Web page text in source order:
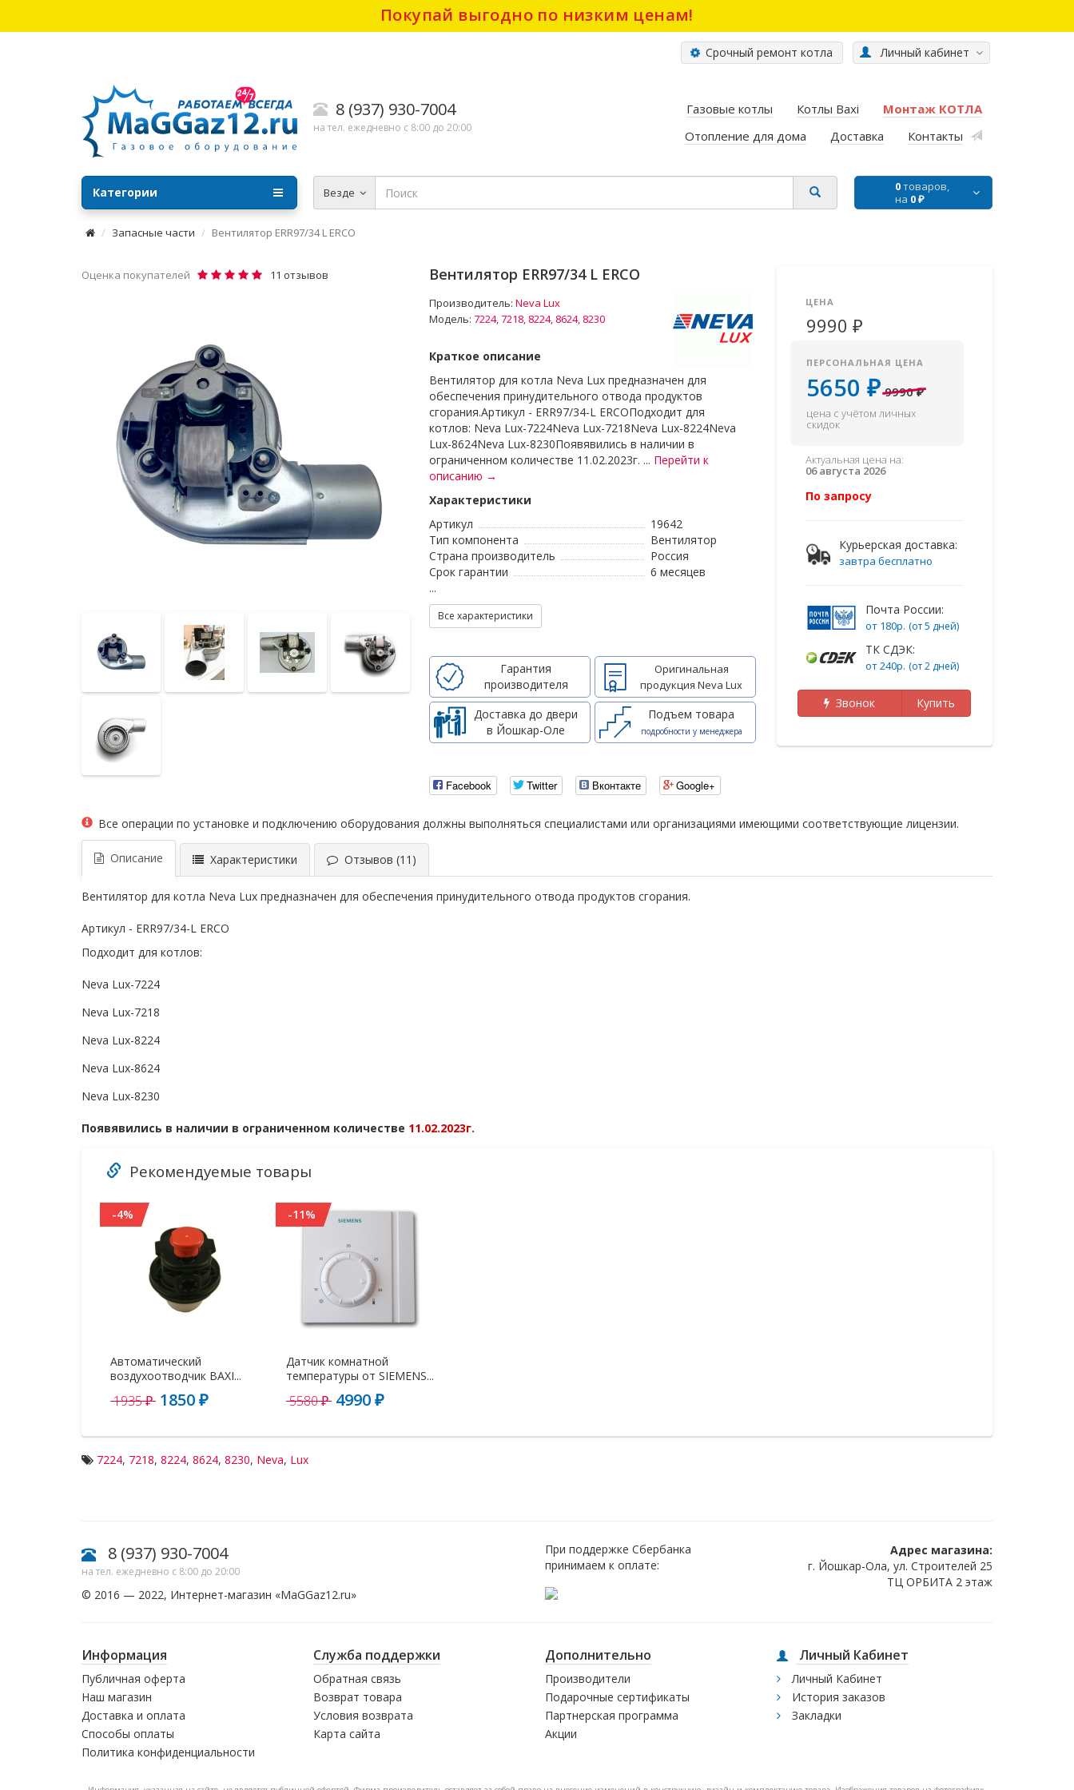
Покупай выгодно по низким ценам!
Личный кабинет
Срочный ремонт котла
8 (937) 930-7004
на тел. ежедневно с 8:00 до 20:00
Газовые котлы Котлы Baxi
Монтаж КОТЛА
Отопление для дома
Доставка Контакты
Везде 0товаров,
на 0 ₽
Категории
Запасные части Вентилятор ERR97/34 L ERCO
Оценка покупателей 11 отзывов Вентилятор ERR97/34 L ERCO
Производитель: Neva Lux
Модель: 7224, 7218, 8224, 8624, 8230
Краткое описание
Вентилятор для котла Neva Lux предназначен для
обеспечения принудительного отвода продуктов
сгорания.Артикул - ERR97/34-L ERCOПодходит для
котлов: Neva Lux-7224Neva Lux-7218Neva Lux-8224Neva
Lux-8624Neva Lux-8230Появявились в наличии в
ограниченном количестве 11.02.2023г. ... Перейти к
описанию →
Характеристики
Артикул
19642
Тип компонента
Вентилятор
Страна производитель
Россия
Срок гарантии
6 месяцев
...
Все характеристики
Гарантия
производителя
Оригинальная
продукция Neva Lux
Доставка до двери
в Йошкар-Оле
Подъем товара
подробности у менеджера
Facebook Twitter Вконтакте Google+
ЦЕНА
9990 ₽
ПЕРСОНАЛЬНАЯ ЦЕНА
5650 ₽ 9990 ₽
цена с учётом личных
скидок
Актуальная цена на:
06 августа 2026
По запросу
Курьерская доставка:
завтра бесплатно
Почта России:
от 180р. (от 5 дней)
ТК СДЭК:
от 240р. (от 2 дней)
Звонок Купить
Все операции по установке и подключению оборудования должны выполняться специалистами или организациями имеющими соответствующие лицензии.
Описание Характеристики Отзывов (11)
Вентилятор для котла Neva Lux предназначен для обеспечения принудительного отвода продуктов сгорания.
Артикул - ERR97/34-L ERCO
Подходит для котлов:
Neva Lux-7224
Neva Lux-7218
Neva Lux-8224
Neva Lux-8624
Neva Lux-8230
Появявились в наличии в ограниченном количестве 11.02.2023г.
Рекомендуемые товары
-4%
Автоматический
воздухоотводчик BAXI...
1935 ₽ 1850 ₽
-11%
Датчик комнатной
температуры от SIEMENS...
5580 ₽ 4990 ₽
7224, 7218, 8224, 8624, 8230, Neva, Lux
8 (937) 930-7004
на тел. ежедневно с 8:00 до 20:00
© 2016 — 2022, Интернет-магазин «MaGGaz12.ru»
При поддержке Сбербанка
принимаем к оплате:
Адрес магазина:
г. Йошкар-Ола, ул. Строителей 25
ТЦ ОРБИТА 2 этаж
Информация
Публичная оферта
Наш магазин
Доставка и оплата
Способы оплаты
Политика конфиденциальности
Служба поддержки
Обратная связь
Возврат товара
Условия возврата
Карта сайта
Дополнительно
Производители
Подарочные сертификаты
Партнерская программа
Акции
Личный Кабинет
Личный Кабинет
История заказов
Закладки